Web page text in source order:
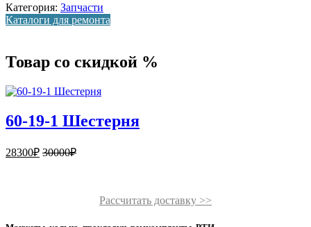
Категория: Запчасти
Каталоги для ремонта
Товар со скидкой %
60-19-1 Шестерня
28300₽ 30000₽
Рассчитать доставку >>